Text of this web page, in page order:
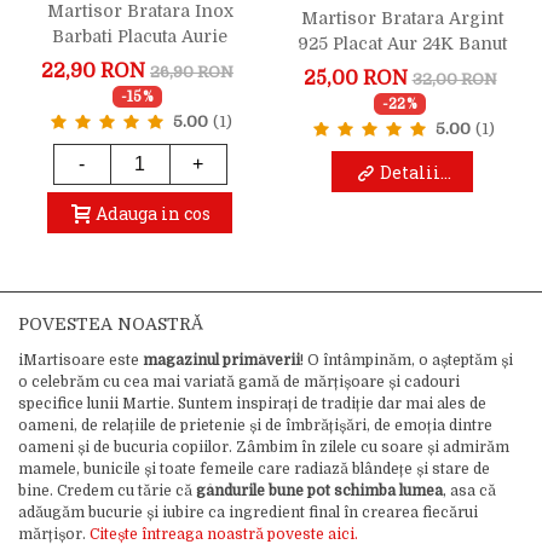
Martisor Bratara Inox
Barbati Placuta Aurie
Cosar
22,90 RON 26,90 RON
-15%
5.00 (1)
- +
Adauga in cos
Martisor Bratara Argint
925 Placat Aur 24K Banut
Sac Cu Bani
25,00 RON 32,00 RON
-22%
5.00 (1)
Detalii...
POVESTEA NOASTRĂ
iMartisoare este magazinul primăverii! O întâmpinăm, o așteptăm și
o celebrăm cu cea mai variată gamă de mărțișoare și cadouri
specifice lunii Martie. Suntem inspirați de tradiție dar mai ales de
oameni, de relațiile de prietenie și de îmbrățișări, de emoția dintre
oameni și de bucuria copiilor. Zâmbim în zilele cu soare și admirăm
mamele, bunicile și toate femeile care radiază blândețe și stare de
bine. Credem cu tărie că gândurile bune pot schimba lumea, asa că
adăugăm bucurie și iubire ca ingredient final în crearea fiecărui
mărțișor. Citește întreaga noastră poveste aici.